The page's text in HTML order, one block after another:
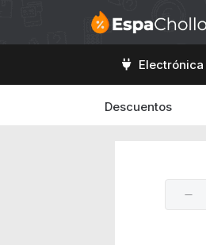
Electrónica
Descuentos